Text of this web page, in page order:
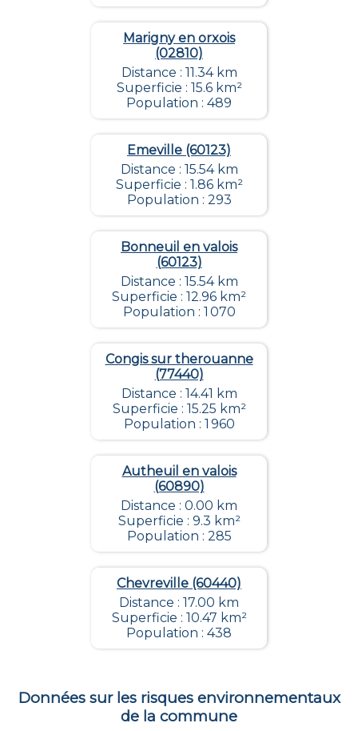
Marigny en orxois
(02810)
Distance : 11.34 km
Superficie : 15.6 km²
Population : 489
Emeville (60123)
Distance : 15.54 km
Superficie : 1.86 km²
Population : 293
Bonneuil en valois
(60123)
Distance : 15.54 km
Superficie : 12.96 km²
Population : 1 070
Congis sur therouanne
(77440)
Distance : 14.41 km
Superficie : 15.25 km²
Population : 1 960
Autheuil en valois
(60890)
Distance : 0.00 km
Superficie : 9.3 km²
Population : 285
Chevreville (60440)
Distance : 17.00 km
Superficie : 10.47 km²
Population : 438
Données sur les risques environnementaux
de la commune